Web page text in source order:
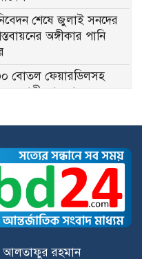
শেষে জুলাই সনদের
অঙ্গীকার পানি
বোতল ফেয়ারডিলসহ
গ্রেফতার
মিনিবাস মালিক সমিতির
শপথ ও সংবর্ধনা অনুষ্ঠিত
সনদ বাস্তবায়ন ও গণহত্যার
ছাত্রশিবিরের বিক্ষোভ মিছিল
আলতাফুর রহমান